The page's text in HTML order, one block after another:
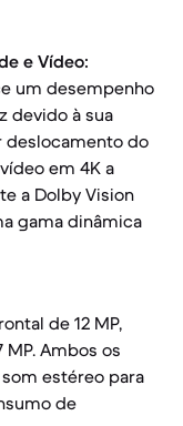
e Vídeo:
um desempenho
devido à sua
deslocamento do
em 4K a
a Dolby Vision
gama dinâmica
de 12 MP,
Ambos os
estéreo para
de